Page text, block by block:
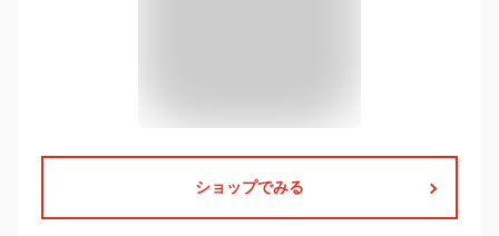
ショップでみる